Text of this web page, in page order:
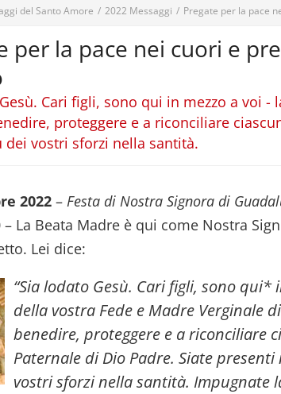
del Santo Amore / 2022 Messaggi / Pregate per la pace
per la pace nei cuori e
Cari figli, sono qui in mezzo a voi
proteggere e a riconciliare
dei vostri sforzi nella santità.
2022 – Festa di Nostra Signora di
– La Beata Madre è qui come Nostra
Lei dice:
“Sia lodato Gesù. Cari figli, sono qui*
della vostra Fede e Madre Verginale
benedire, proteggere e a riconciliare
Paternale di Dio Padre. Siate
vostri sforzi nella santità. Impugnate